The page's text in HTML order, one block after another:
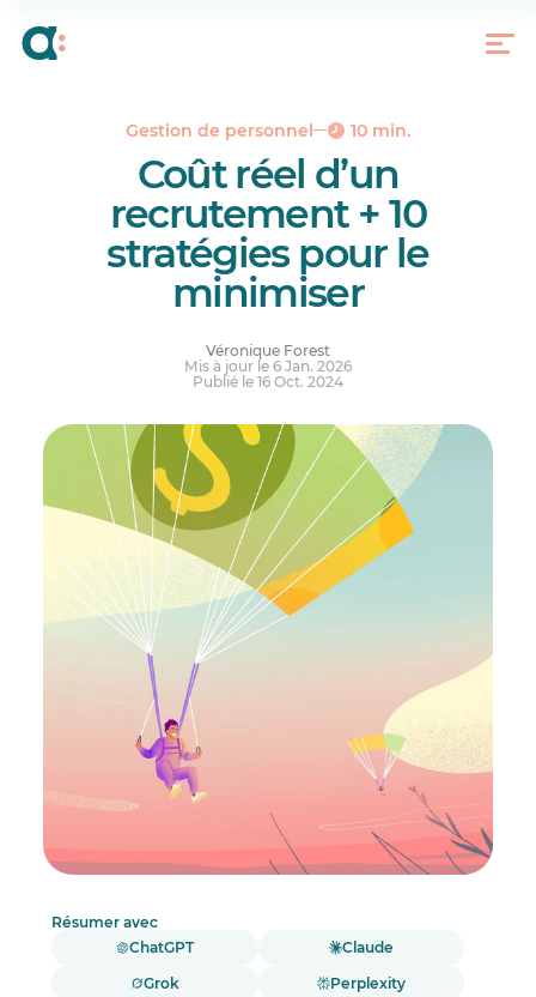
Gestion de personnel 10 min.
Coût réel d’un
recrutement + 10
stratégies pour le
minimiser
Véronique Forest
Mis à jour le 6 Jan. 2026
Publié le 16 Oct. 2024
Résumer avec
ChatGPT
Claude
Grok
Perplexity
Qu’est-ce qui influence le coût d’un recrutement
10 stratégies pour optimiser le coût d’un
recrutement
À votre tour de calculer et d’optimiser votre coût
d’embauche
Réponses à vos questions.